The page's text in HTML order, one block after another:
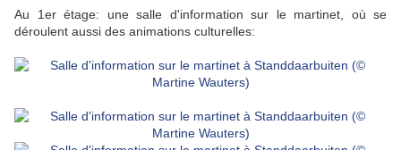
Au 1er étage: une salle d'information sur le martinet, où se
déroulent aussi des animations culturelles: